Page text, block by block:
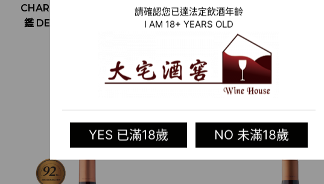
請確認您已達法定飲酒年齡
I AM 18+ YEARS OLD
YES 已滿18歲 NO 未滿18歲
CHARDONNAY(智利葡萄酒年
鑑 DESCORCHADOS 93分)
加入清單
SYRAH –
萄酒年鑑
加入清單